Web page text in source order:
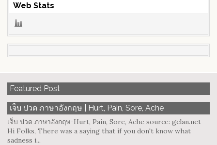
Web Stats
Featured Post
เจ็บ ปวด ภาษาอังกฤษ | Hurt, Pain, Sore, Ache
เจ็บ ปวด ภาษาอังกฤษ-Hurt, Pain, Sore, Ache source: gclan.net
Hi Folks, There was a saying that if you don't know what
sadness i...